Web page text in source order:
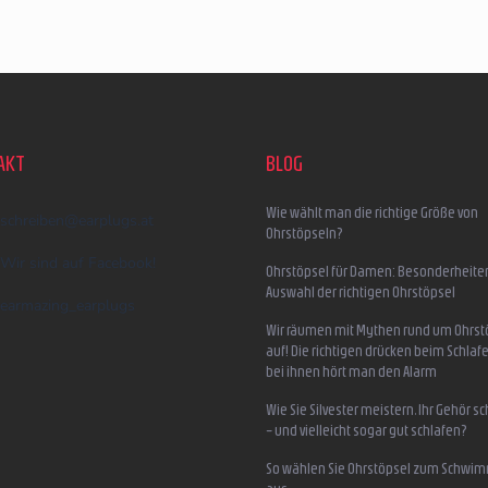
schreiben @ earplugs.at
Wir sind auf Facebook!
earmazing_earplugs
BLOG
Wie wählt man die richtige Größe von
Ohrstöpseln?
Ohrstöpsel für Damen:
Auswahl der richtigen Ohrstöpsel
Wir räumen mit Mythen rund um
auf! Die richtigen drücken beim
bei ihnen hört man den Alarm
Wie Sie Silvester meistern, Ihr Gehör
– und vielleicht sogar gut schlafen?
So wählen Sie Ohrstöpsel zum